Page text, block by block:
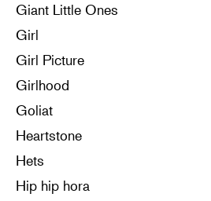
Giant Little Ones
Girl
Girl Picture
Girlhood
Goliat
Heartstone
Hets
Hip hip hora